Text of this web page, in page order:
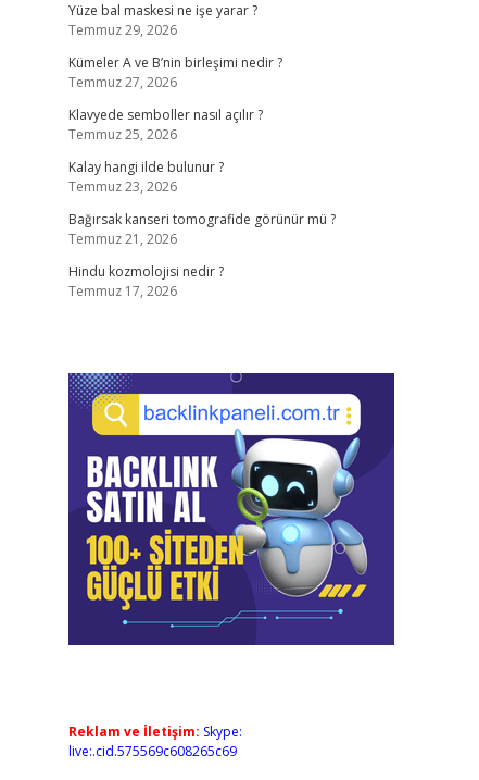
Yüze bal maskesi ne işe yarar ?
Temmuz 29, 2026
Kümeler A ve B’nin birleşimi nedir ?
Temmuz 27, 2026
Klavyede semboller nasıl açılır ?
Temmuz 25, 2026
Kalay hangi ilde bulunur ?
Temmuz 23, 2026
Bağırsak kanseri tomografide görünür mü ?
Temmuz 21, 2026
Hindu kozmolojisi nedir ?
Temmuz 17, 2026
Reklam ve İletişim: Skype:
live:.cid.575569c608265c69